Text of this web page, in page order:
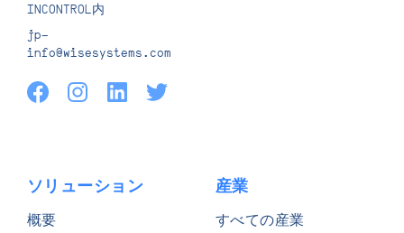
役職名*
毎日の車両稼働数*
INCONTROL内
jp-
info@wisesystems.com
ソリューション
概要
産業
すべての産業